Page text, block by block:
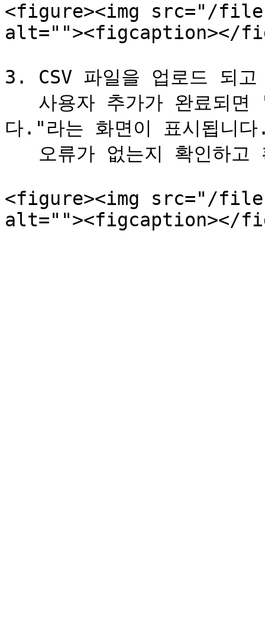
<figure><img src="/
alt=""><figcaption></
3. CSV 파일을 업로드 되
다."라는 화면이 표시됩니
<figure><img src="/files/